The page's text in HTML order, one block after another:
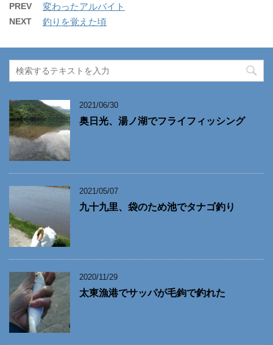
PREV 変わったアルバイト
NEXT 釣りを覚えた頃
2021/06/30
奥日光、湯ノ湖でフライフィッシング
2021/05/07
九十九里、袋のため池でタナゴ釣り
2020/11/29
太東漁港でサッパが毛鉤で釣れた